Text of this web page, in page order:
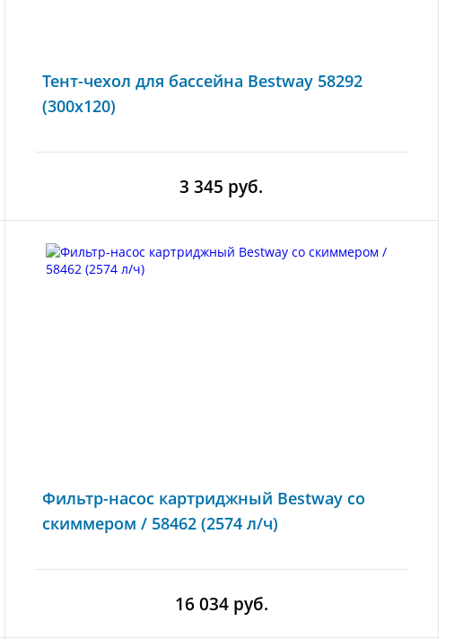
Тент-чехол для бассейна Bestway 58292
(300x120)
3 345 руб.
Фильтр-насос картриджный Bestway со
скиммером / 58462 (2574 л/ч)
16 034 руб.